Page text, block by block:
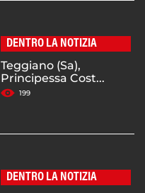
DENTRO LA NOTIZIA
Teggiano (Sa),
Principessa Cost...
199
DENTRO LA NOTIZIA